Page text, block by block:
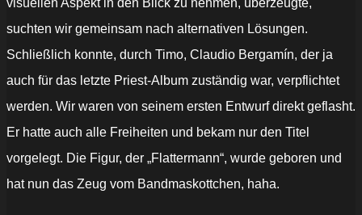
visuellen Aspekt in den Blick zu nehmen, überzeugte,
suchten wir gemeinsam nach alternativen Lösungen.
Schließlich konnte, durch Timo, Claudio Bergamín, der ja
auch für das letzte Priest-Album zuständig war, verpflichtet
werden. Wir waren von seinem ersten Entwurf direkt geflasht.
Er hatte auch alle Freiheiten und bekam nur den Titel
vorgelegt. Die Figur, der „Flattermann“, wurde geboren und
hat nun das Zeug vom Bandmaskottchen, haha.